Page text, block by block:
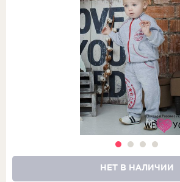
НЕТ В НАЛИЧИИ